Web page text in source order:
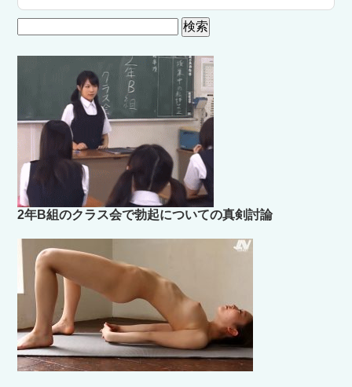
索:
2年B組のクラス会で勃起についての真剣討論